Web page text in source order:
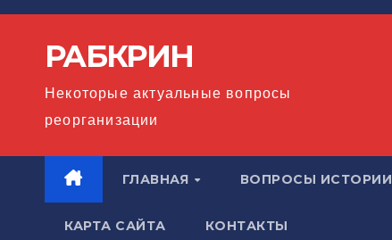
Перейти
содержимомуРАБКРИН
Некоторые актуальные вопросы
реорганизации
ГЛАВНАЯ ВОПРОСЫ ИСТОРИИ
КАРТА САЙТА КОНТАКТЫ